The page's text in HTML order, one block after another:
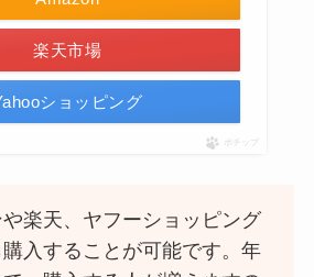
楽天市場
ショッピング
ポチップ
楽天、ヤフーショッピング
入することが可能です。年